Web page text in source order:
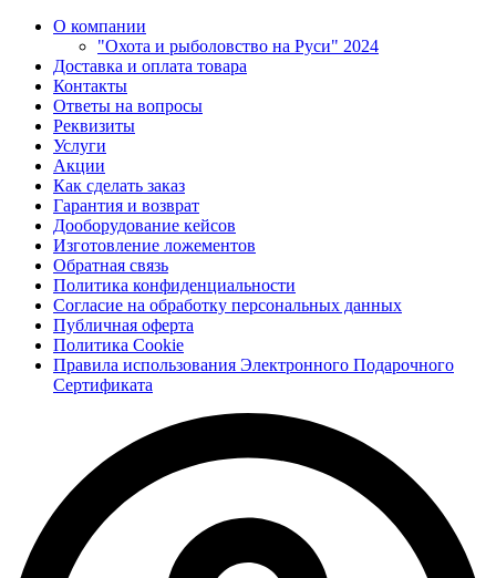
О компании
"Охота и рыболовство на Руси" 2024
Доставка и оплата товара
Контакты
Ответы на вопросы
Реквизиты
Услуги
Акции
Как сделать заказ
Гарантия и возврат
Дооборудование кейсов
Изготовление ложементов
Обратная связь
Политика конфиденциальности
Согласие на обработку персональных данных
Публичная оферта
Политика Cookie
Правила использования Электронного Подарочного
Сертификата